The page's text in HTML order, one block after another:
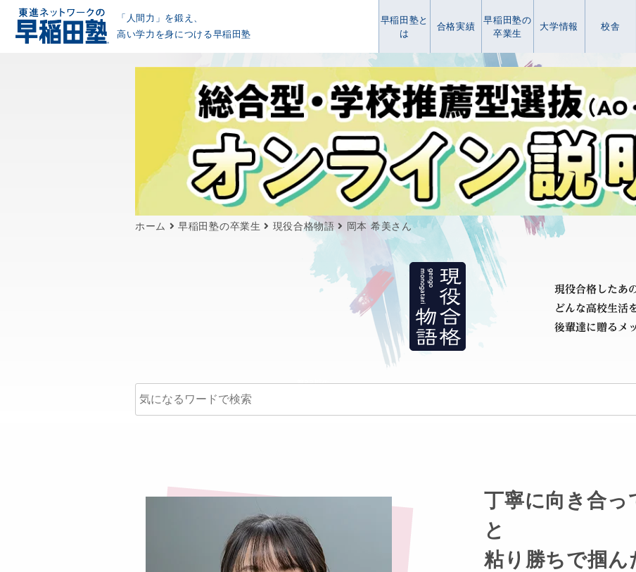
「人間力」を鍛え、
高い学力を身につける早稲田塾
早稲田塾と
は
合格実績
早稲田塾の
卒業生
大学情報 校舎
ホーム 早稲田塾の卒業生 現役合格物語 岡本 希美さん
丁寧に向き合っ
と
粘り勝ちで掴ん